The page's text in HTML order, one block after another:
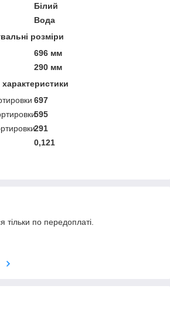
Білий
Вода
розміри
696 мм
290 мм
697
595
291
0,121
тільки по передоплаті.